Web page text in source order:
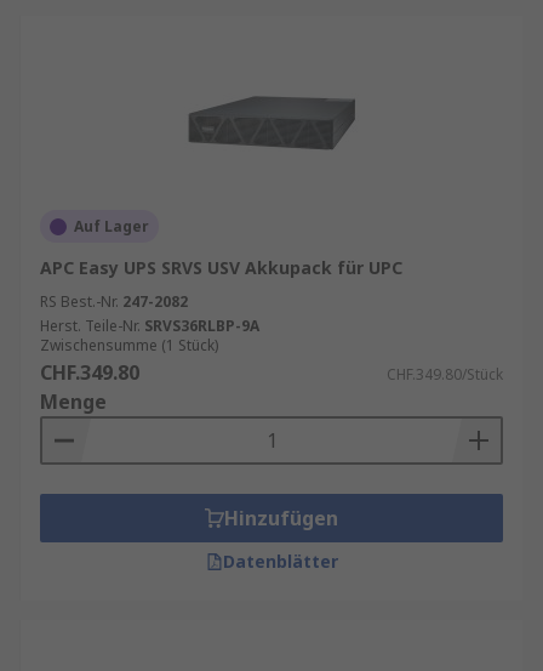
Auf Lager
APC Easy UPS SRVS USV Akkupack für UPC
RS Best.-Nr. 247-2082
Herst. Teile-Nr. SRVS36RLBP-9A
Zwischensumme (1 Stück)
CHF.349.80 CHF.349.80/Stück
Menge
Hinzufügen
Datenblätter